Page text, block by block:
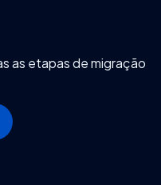
as etapas de migração